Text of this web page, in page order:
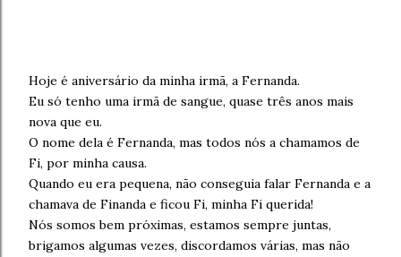
Hoje é aniversário da minha irmã, a Fernanda.
Eu só tenho uma irmã de sangue, quase três anos mais
nova que eu.
O nome dela é Fernanda, mas todos nós a chamamos de
Fi, por minha causa.
Quando eu era pequena, não conseguia falar Fernanda e a
chamava de Finanda e ficou Fi, minha Fi querida!
Nós somos bem próximas, estamos sempre juntas,
brigamos algumas vezes, discordamos várias, mas não